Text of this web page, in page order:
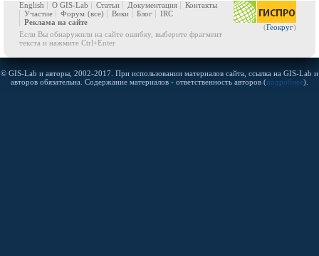
(Геокруг)
English О GIS-Lab Статьи Документация
Контакты
Участие
Форум (все) Вики Блог
IRC
Реклама на сайте
Если Вы обнаружили на сайте ошибку, выберите фрагмент
текста и нажмите Ctrl+Enter
© GIS-Lab и авторы, 2002-2017. При использовании материалов сайта, ссылка на GIS-Lab и
авторов обязательна. Содержание материалов - ответственность авторов (подробнее).